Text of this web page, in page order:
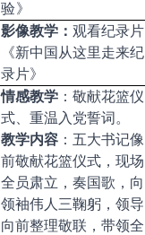
验》
影像教学： 观看纪录片
《新中国从这里走来纪
录片》
情感教学 ：敬献花篮仪
式、重温入党誓词。
教学内容 ：五大书记像
前敬献花篮仪式，现场
全员肃立，奏国歌，向
领袖伟人三鞠躬，领导
向前整理敬联，带领全